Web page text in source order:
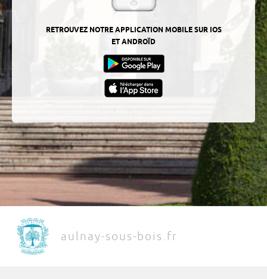
RETROUVEZ NOTRE APPLICATION MOBILE SUR IOS
ET ANDROÏD
aulnay-sous-bois.fr